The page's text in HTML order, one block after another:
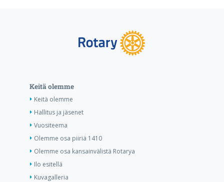
Keitä olemme
Keitä olemme
Hallitus ja jäsenet
Vuositeema
Olemme osa piiriä 1410
Olemme osa kansainvälistä Rotarya
Ilo esitellä
Kuvagalleria